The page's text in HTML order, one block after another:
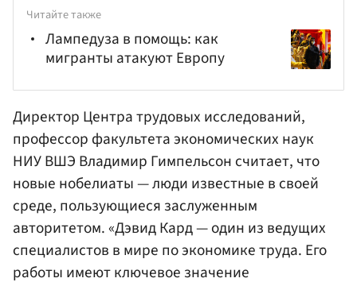
Читайте также
Лампедуза в помощь: как
мигранты атакуют Европу
Директор Центра трудовых исследований,
профессор факультета экономических наук
НИУ ВШЭ Владимир Гимпельсон считает, что
новые нобелиаты — люди известные в своей
среде, пользующиеся заслуженным
авторитетом. «Дэвид Кард — один из ведущих
специалистов в мире по экономике труда. Его
работы имеют ключевое значение